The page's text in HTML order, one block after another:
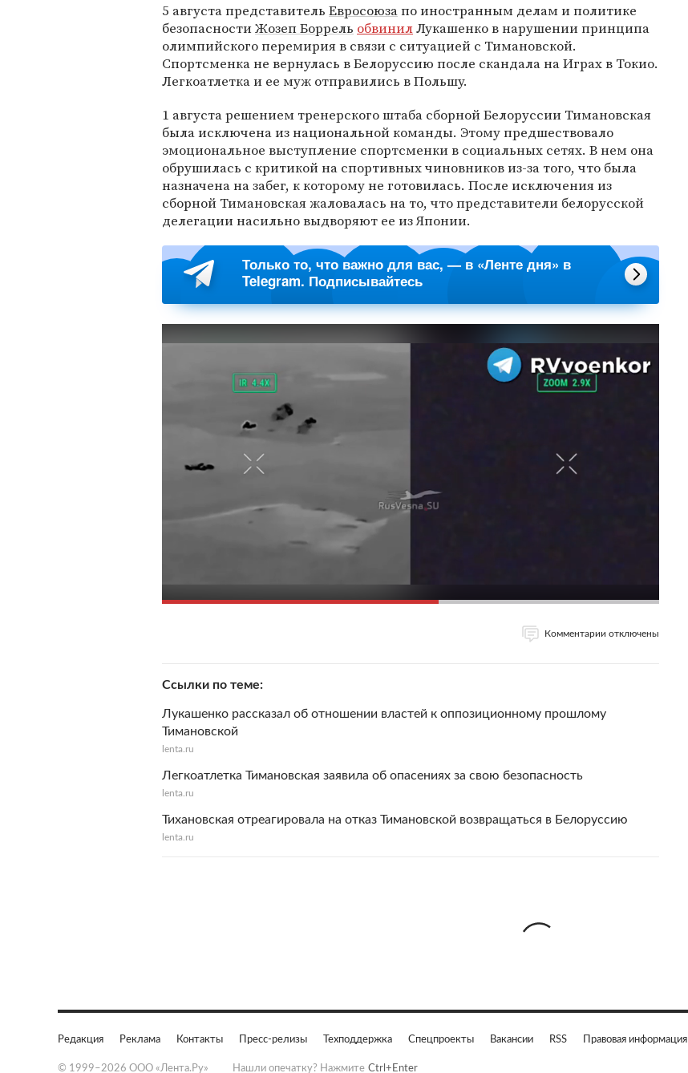
5 августа представитель Евросоюзапо иностранным делам и политике
безопасностиЖозеп Боррель обвинилЛукашенко в нарушении принципа
олимпийского перемирия в связи с ситуацией с Тимановской.
Спортсменка не вернулась в Белоруссию после скандала на Играх в Токио.
Легкоатлетка и ее муж отправились в Польшу.
1 августа решением тренерского штаба сборной Белоруссии Тимановская
была исключена из национальной команды. Этому предшествовало
эмоциональное выступление спортсменки в социальных сетях. В нем она
обрушилась с критикой на спортивных чиновников из-за того, что была
назначена на забег, к которому не готовилась. После исключения из
сборной Тимановская жаловалась на то, что представители белорусской
делегации насильно выдворяют ее из Японии.
Только то, что важно для вас, — в «Ленте дня» в
Telegram. Подписывайтесь
Комментарии отключены
Ссылки по теме
Лукашенко рассказал об отношении властей к оппозиционному прошлому
Тимановской
lenta.ru
Легкоатлетка Тимановская заявила об опасениях за свою безопасность
lenta.ru
Тихановская отреагировала на отказ Тимановской возвращаться в Белоруссию
lenta.ru
Редакция Реклама Контакты Пресс-релизы Техподдержка Спецпроекты Вакансии RSS Правовая информация
© 1999–2026 ООО «Лента.Ру» Нашли опечатку? Нажмите Ctrl+Enter